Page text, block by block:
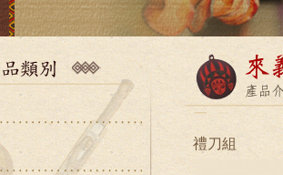
禮刀組